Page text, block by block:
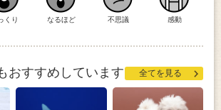
くり なるほど 不思議 感動
おすすめしています 全てを見る